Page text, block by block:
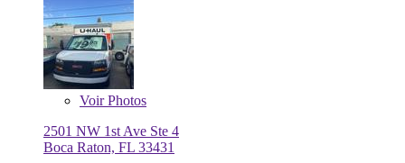
VoirPhotos
2501 NW 1st Ave Ste 4
Boca Raton, FL 33431